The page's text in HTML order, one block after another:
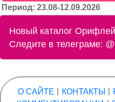
Период: 23.08-12.09.2026
Новый каталог
Следите в телеграме:
О САЙТЕ КОНТАКТЫ